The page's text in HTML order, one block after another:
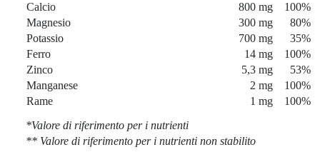
Calcio
800 mg
100%
Magnesio
300 mg
80%
Potassio
700 mg
35%
Ferro
14 mg
100%
Zinco
5,3 mg
53%
Manganese
2 mg
100%
Rame
1 mg
100%
*Valore di riferimento per i nutrienti
** Valore di riferimento per i nutrienti non stabilito